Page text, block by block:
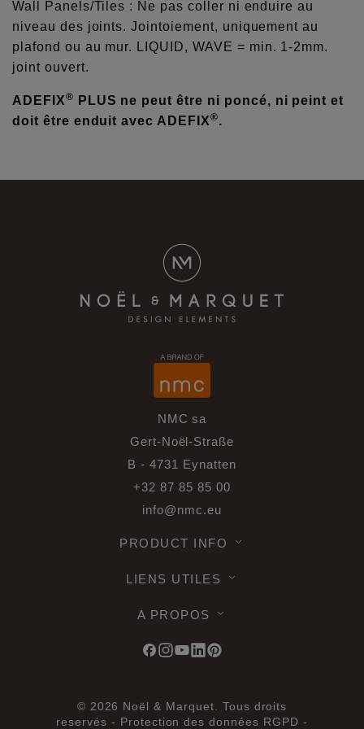
Wall Panels/Tiles : Ne pas coller ni enduire au
niveau des joints. Jointoiement, uniquement au
plafond ou au mur. LIQUID, WAVE = min. 1-2mm.
joint ouvert.
ADEFIX®
PLUS ne peut être ni poncé, ni peint et
doit être enduit avec ADEFIX®.
NMC sa
Gert-Noël-Straße
B - 4731 Eynatten
+32 87 85 85 00
info@nmc.eu
PRODUCT INFO
LIENS UTILES
A PROPOS
© 2026 Noël & Marquet. Tous droits
reservés - Protection des données RGPD -